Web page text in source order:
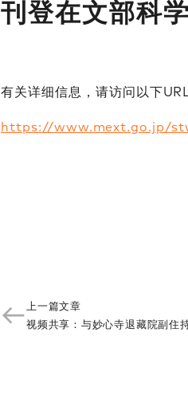
刊登在文部科
有关详细信息，请访问以下URL
https://www.mext.go.jp/
上一篇文章​
视频共享：与妙心寺退藏院副住